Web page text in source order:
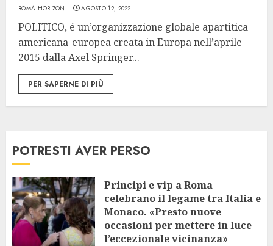
ROMA HORIZON AGOSTO 12, 2022
POLITICO, é un’organizzazione globale apartitica
americana-europea creata in Europa nell’aprile
2015 dalla Axel Springer...
PER SAPERNE DI PIÙ
POTRESTI AVER PERSO
Principi e vip a Roma
celebrano il legame tra Italia e
Monaco. «Presto nuove
occasioni per mettere in luce
l’eccezionale vicinanza»